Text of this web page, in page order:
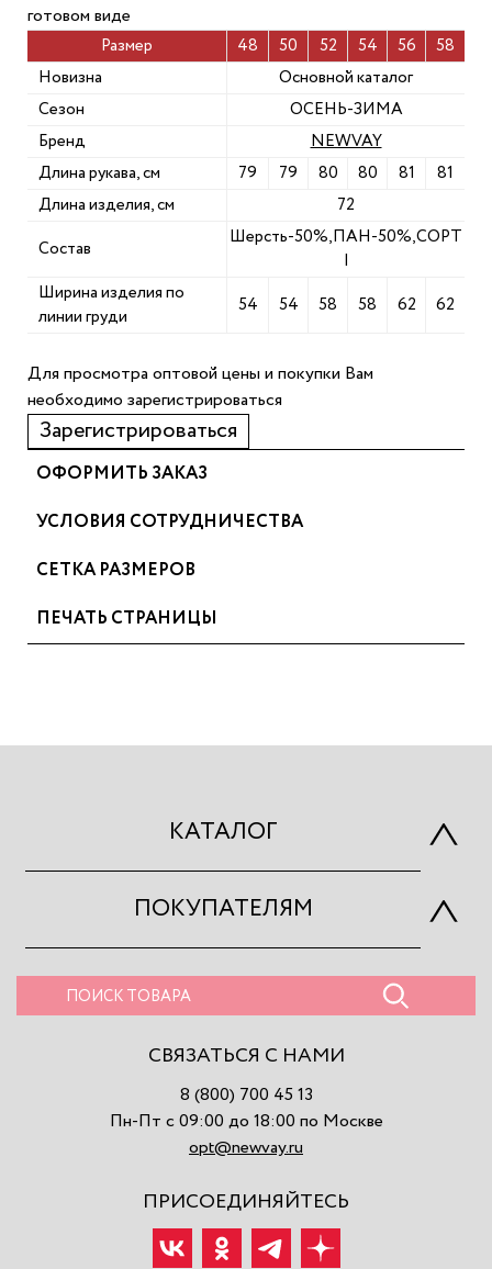
Для просмотра оптовой цены и покупки Вам
необходимо зарегистрироваться
Зарегистрироваться
готовом виде
Размер 48 50 52 54 56
58
Новизна
Основной каталог
Сезон
ОСЕНЬ-ЗИМА
Бренд
NEWVAY
Длина рукава, см
79 79 80 80 81
81
Длина изделия, см
72
Состав
Шерсть-50%,ПАН-50%,СОРТ
Ширина изделия по
линии груди
54 54 58 58 62 62
ОФОРМИТЬ ЗАКАЗ
УСЛОВИЯ СОТРУДНИЧЕСТВА
СЕТКА РАЗМЕРОВ
ПЕЧАТЬ СТРАНИЦЫ
КАТАЛОГ
ПОКУПАТЕЛЯМ
СВЯЗАТЬСЯ С НАМИ
8 (800) 700 45 13
Пн-Пт с 09:00 до 18:00 по Москве
opt@newvay.ru
ПРИСОЕДИНЯЙТЕСЬ